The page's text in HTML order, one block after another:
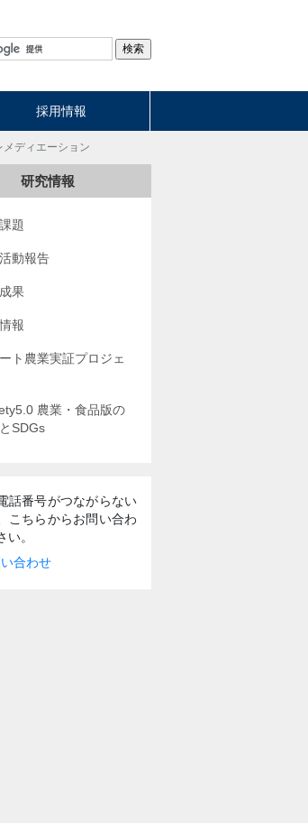
採用情報
ディエーション
研究情報
題
動報告
果
報
ト農業実証プロジェ
農業・食品版の
SDGs
話番号がつながらない
こちらからお問い合わ
い。
合わせ